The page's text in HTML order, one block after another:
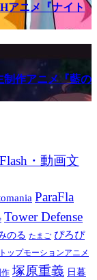
アニメ『ナイト
制作アニメ『藍の
Flash・動画文
ParaFla
Tower Defense
のる たまご ぴろぴ
ップモーションアニメ
塚原重義 日暮